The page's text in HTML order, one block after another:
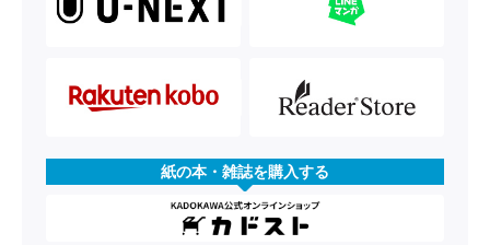
紙の本・雑誌を購入する